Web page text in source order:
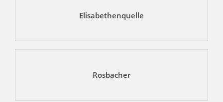
Elisabethenquelle
Rosbacher